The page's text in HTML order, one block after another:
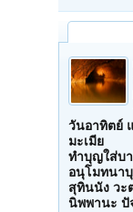
วันอาทิตย์
มะเมีย
ทำบุญใส่บ
อนุโมทนา
สุทินนัง วะ
นิพพานะ ปั